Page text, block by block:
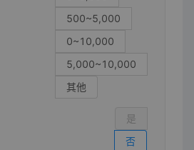
500~5,000
0~10,000
5,000~10,000
其他
是
否